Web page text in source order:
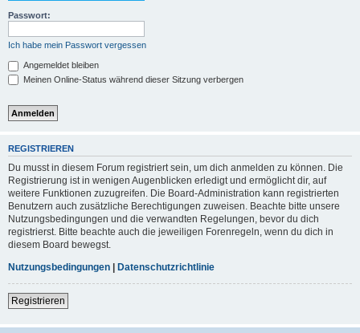
Passwort:
Ich habe mein Passwort vergessen
Angemeldet bleiben
Meinen Online-Status während dieser Sitzung verbergen
REGISTRIEREN
Du musst in diesem Forum registriert sein, um dich anmelden zu können. Die
Registrierung ist in wenigen Augenblicken erledigt und ermöglicht dir, auf
weitere Funktionen zuzugreifen. Die Board-Administration kann registrierten
Benutzern auch zusätzliche Berechtigungen zuweisen. Beachte bitte unsere
Nutzungsbedingungen und die verwandten Regelungen, bevor du dich
registrierst. Bitte beachte auch die jeweiligen Forenregeln, wenn du dich in
diesem Board bewegst.
Nutzungsbedingungen | Datenschutzrichtlinie
Registrieren